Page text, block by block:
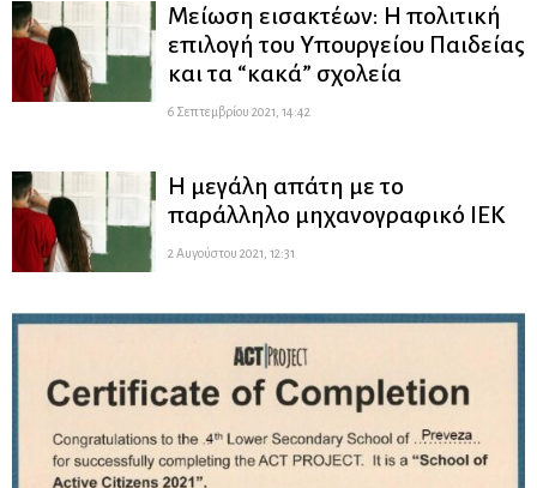
Μείωση εισακτέων: Η πολιτική
επιλογή του Υπουργείου Παιδείας
και τα “κακά” σχολεία
6 Σεπτεμβρίου 2021, 14:42
Η μεγάλη απάτη με το
παράλληλο μηχανογραφικό ΙΕΚ
2 Αυγούστου 2021, 12:31